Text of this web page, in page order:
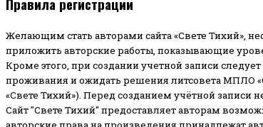
Правила регистрации
Желающим стать авторами сайта «Свете Тихий»,
приложить авторские работы, показывающие
Кроме этого, при создании учетной записи
проживания и ожидать решения литсовета МПЛО
«Свете Тихий»). Перед созданием учётной
Сайт "Свете Тихий" предоставляет авторам